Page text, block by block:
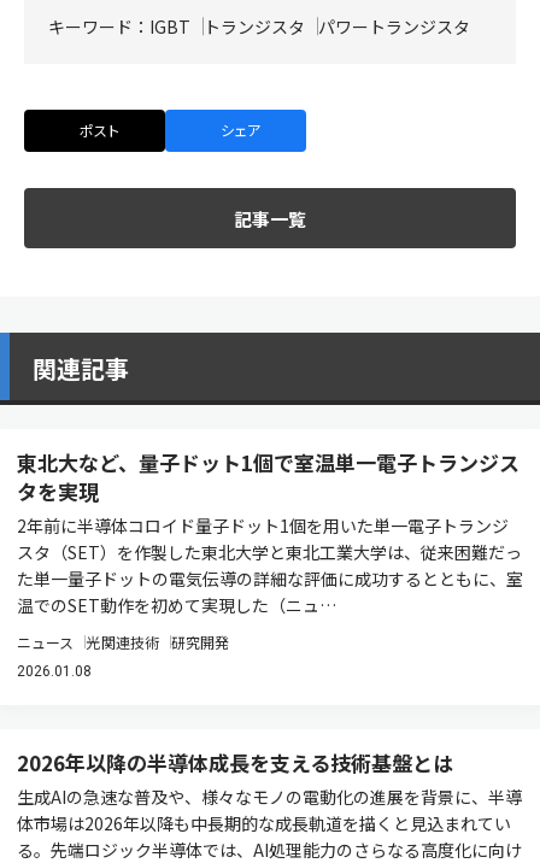
キーワード： IGBT トランジスタ パワートランジスタ
ポスト シェア
記事一覧
関連記事
東北大など、量子ドット1個で室温単一電子トランジス
タを実現
2年前に半導体コロイド量子ドット1個を用いた単一電子トランジ
スタ（SET）を作製した東北大学と東北工業大学は、従来困難だっ
た単一量子ドットの電気伝導の詳細な評価に成功するとともに、室
温でのSET動作を初めて実現した（ニュ…
ニュース 光関連技術 研究開発
2026.01.08
2026年以降の半導体成長を支える技術基盤とは
生成AIの急速な普及や、様々なモノの電動化の進展を背景に、半導
体市場は2026年以降も中長期的な成長軌道を描くと見込まれてい
る。先端ロジック半導体では、AI処理能力のさらなる高度化に向け